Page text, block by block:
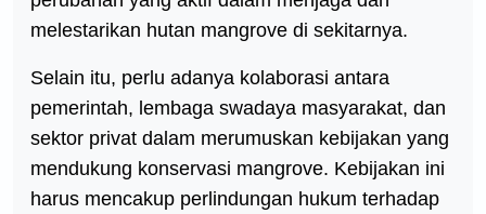
melestarikan hutan mangrove di sekitarnya.
Selain itu, perlu adanya kolaborasi antara
pemerintah, lembaga swadaya masyarakat, dan
sektor privat dalam merumuskan kebijakan yang
mendukung konservasi mangrove. Kebijakan ini
harus mencakup perlindungan hukum terhadap